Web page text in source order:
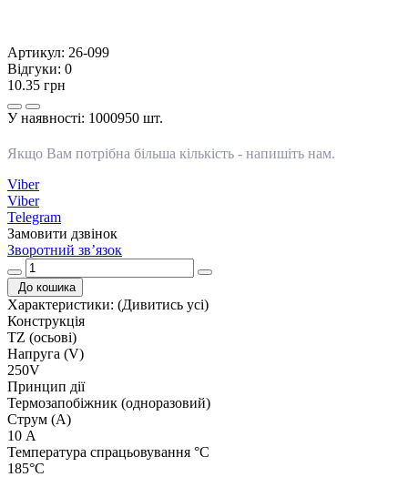
Артикул: 26-099
Відгуки: 0
10.35 грн
У наявності: 1000950 шт.
Якщо Вам потрібна більша кількість - напишіть нам.
Viber
Viber
Telegram
Замовити дзвінок
Зворотний зв’язок
До кошика
Характеристики: (Дивитись усі)
Конструкція
TZ (осьові)
Напруга (V)
250V
Принцип дії
Термозапобіжник (одноразовий)
Струм (А)
10 А
Температура спрацьовування °C
185°C